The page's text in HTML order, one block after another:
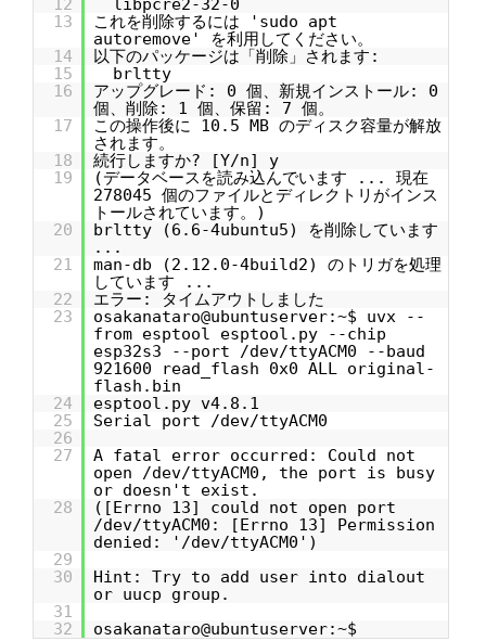
12
libpcre2-32-0
13
これを削除するには 'sudo apt
autoremove' を利用してください。
14
以下のパッケージは「削除」されます:
15
brltty
16
アップグレード: 0 個、新規インストール: 0
個、削除: 1 個、保留: 7 個。
17
この操作後に 10.5 MB のディスク容量が解放
されます。
18
続行しますか? [Y/n] y
19
(データベースを読み込んでいます ... 現在
278045 個のファイルとディレクトリがインス
トールされています。)
20
brltty (6.6-4ubuntu5) を削除しています
...
21
man-db (2.12.0-4build2) のトリガを処理
しています ...
22
エラー: タイムアウトしました
23
osakanataro@ubuntuserver:~$ uvx --
from esptool esptool.py --chip
esp32s3 --port /dev/ttyACM0 --baud
921600 read_flash 0x0 ALL original-
flash.bin
24
esptool.py v4.8.1
25
Serial port /dev/ttyACM0
26
27
A fatal error occurred: Could not
open /dev/ttyACM0, the port is busy
or doesn't exist.
28
([Errno 13] could not open port
/dev/ttyACM0: [Errno 13] Permission
denied: '/dev/ttyACM0')
29
30
Hint: Try to add user into dialout
or uucp group.
31
32
osakanataro@ubuntuserver:~$